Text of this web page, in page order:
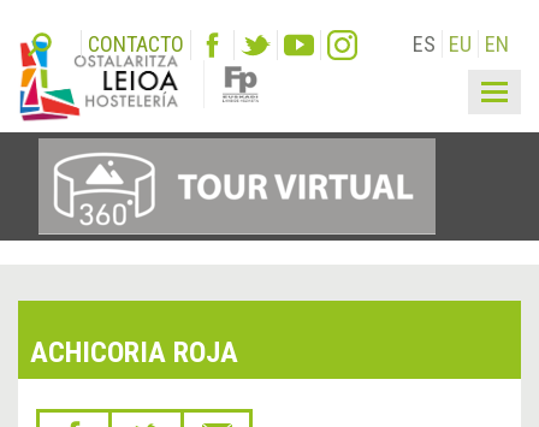
CONTACTO ES EU EN
ACHICORIA ROJA